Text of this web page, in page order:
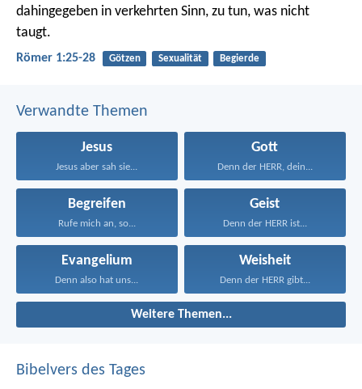
dahingegeben in verkehrten Sinn, zu tun, was nicht
taugt.
Römer 1:25-28 Götzen Sexualität Begierde
Verwandte Themen
Jesus
Jesus aber sah sie...
Gott
Denn der HERR, dein...
Begreifen
Rufe mich an, so...
Geist
Denn der HERR ist...
Evangelium
Denn also hat uns...
Weisheit
Denn der HERR gibt...
Weitere Themen...
Bibelvers des Tages